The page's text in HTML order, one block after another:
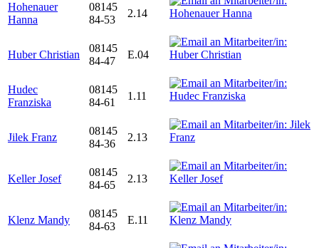
Hohenauer
Hanna
08145
84-53
2.14
Huber Christian
08145
84-47
E.04
Hudec
Franziska
08145
84-61
1.11
Jilek Franz
08145
84-36
2.13
Keller Josef
08145
84-65
2.13
Klenz Mandy
08145
84-63
E.11